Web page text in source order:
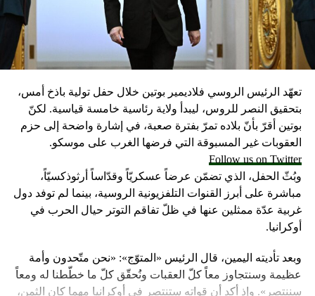
تعهّد الرئيس الروسي فلاديمير بوتين خلال حفل تولية باذخ أمس،
بتحقيق النصر للروس، ليبدأ ولاية رئاسية خامسة قياسية. لكنّ
بوتين أقرّ بأنّ بلاده تمرّ بفترة صعبة، في إشارة واضحة إلى حزم
العقوبات غير المسبوقة التي فرضها الغرب على موسكو.
Follow us on Twitter
وبُثّ الحفل، الذي تضمّن عرضاً عسكريّاً وقدّاساً أرثوذكسيّاً،
مباشرة على أبرز القنوات التلفزيونية الروسية، بينما لم توفد دول
غربية عدّة ممثلين عنها في ظلّ تفاقم التوتر حيال الحرب في
أوكرانيا.
وبعد تأديته اليمين، قال الرئيس «المتوّج»: «نحن متّحدون وأمة
عظيمة وسنتجاوز معاً كلّ العقبات ونُحقّق كلّ ما خطّطنا له ومعاً
سننتصر». وإذ أكد أن قواته ستنتصر في أوكرانيا مهما كان الثمن،